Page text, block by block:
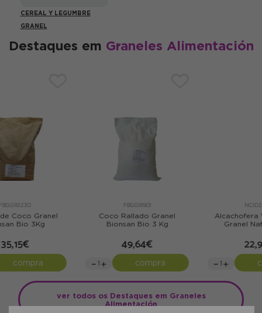
CEREAL Y LEGUMBRE
GRANEL
Destaques em Graneles Alimentación
Granel
Bio 3 Kg
compra
NCID23355
Alcachofera Verde Extra
Granel Naturcid 1Kg
22,99€
compra
Té Blanco
Bio 1Kg
ver todos os Destaques em Graneles
Alimentación